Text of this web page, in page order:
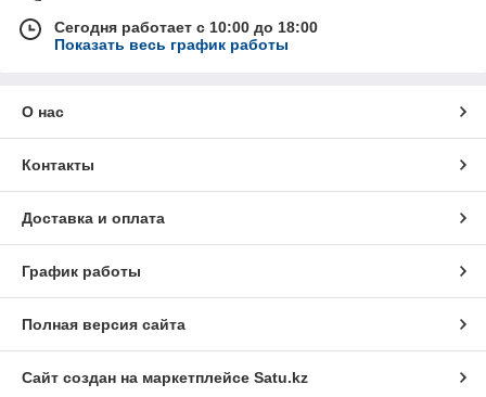
Сегодня работает с 10:00 до 18:00
Показать весь график работы
О нас
Контакты
Доставка и оплата
График работы
Полная версия сайта
Сайт создан на маркетплейсе Satu.kz